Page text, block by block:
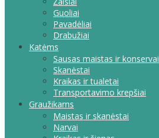
Guoliai
Pavadėliai
Drabužiai
Katėms
Sausas maistas ir konservai
Skanėstai
Kraikas ir tualetai
Transportavimo krepšiai
Graužikams
Maistas ir skanėstai
Narvai